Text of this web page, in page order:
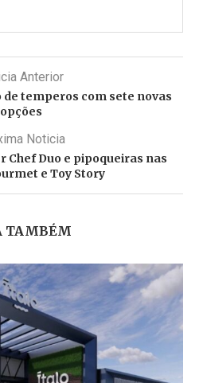
Anterior
temperos com sete novas
opções
Noticia
Chef Duo e pipoqueiras nas
e Toy Story
TAMBÉM